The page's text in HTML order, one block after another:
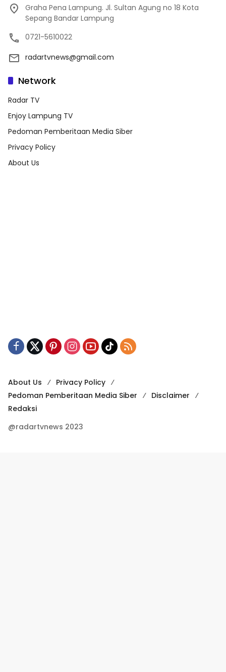
Graha Pena Lampung. Jl. Sultan Agung no 18 Kota
Sepang Bandar Lampung
0721-5610022
radartvnews@gmail.com
Network
Radar TV
Enjoy Lampung TV
Pedoman Pemberitaan Media Siber
Privacy Policy
About Us
About Us
Privacy Policy
Pedoman Pemberitaan Media Siber
Disclaimer
Redaksi
@radartvnews 2023